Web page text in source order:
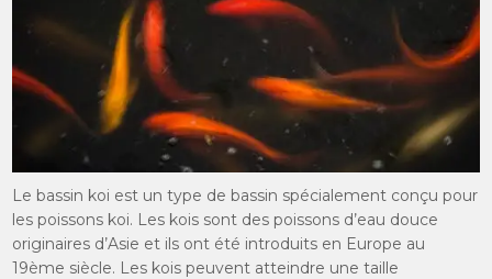
Le bassin koi est un type de bassin spécialement conçu pour
les poissons koi. Les kois sont des poissons d’eau douce
originaires d’Asie et ils ont été introduits en Europe au
19ème siècle. Les kois peuvent atteindre une taille